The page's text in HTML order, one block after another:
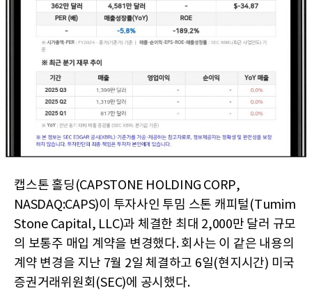
캡스톤 홀딩(CAPSTONE HOLDING CORP,
NASDAQ:CAPS)이 투자사인 투밈 스톤 캐피털(Tumim
Stone Capital, LLC)과 체결한 최대 2,000만 달러 규모
의 보통주 매입 계약을 변경했다. 회사는 이 같은 내용의
계약 변경을 지난 7월 2일 체결하고 6일(현지시간) 미국
증권거래위원회(SEC)에 공시했다.